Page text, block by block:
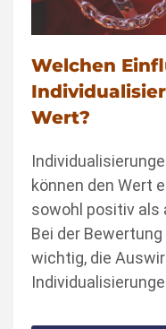
Welchen
Wert?
können den Wert
sowohl positiv als
Bei der
wichtig, die